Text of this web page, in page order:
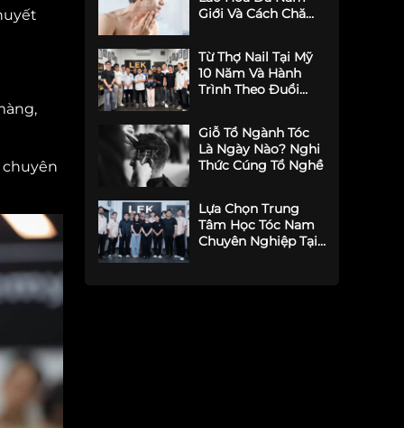
Giới Và Cách Chăm
Từ Thợ Nail Tại Mỹ
10 Năm Và Hành
Trình Theo Đuổi
Phong Nguyễn
Giỗ Tổ Ngành Tóc
Là Ngày Nào? Nghi
Thức Cúng Tổ Nghề
Lựa Chọn Trung
Tâm Học Tóc Nam
Chuyên Nghiệp Tại